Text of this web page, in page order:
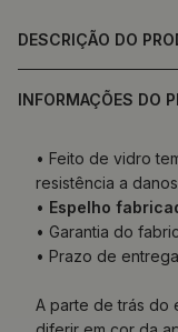
DESCRIÇÃO DO
INFORMAÇÕES DO
• Feito de vidro
resistência a danos
• Espelho
• Garantia do
• Prazo de
A parte de trás do